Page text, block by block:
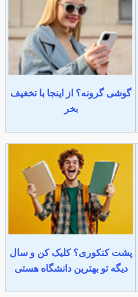
گوشی گرونه؟ از اینجا با تخغیف
بخر
پشت کنکوری؟ کلیک کن و سال
دیگه تو بهترین دانشگاه هستی